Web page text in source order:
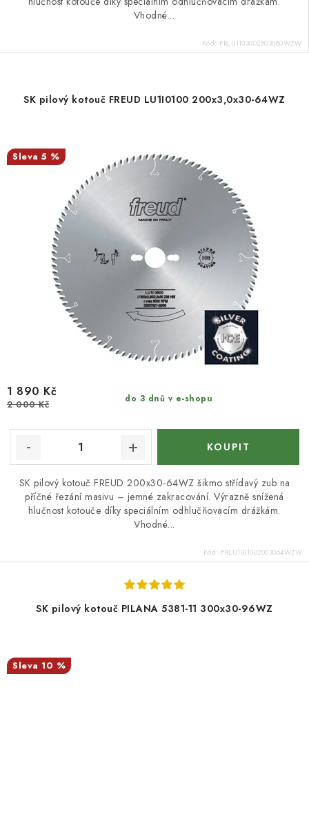
Vhodné...
Kód: FRLU1I03002503080WZW
SK pilový kotouč FREUD LU1I0100 200x3,0x30-64WZ
5 %
do 3 dnů v e-shopu
1 890 Kč
2 000 Kč
SK pilový kotouč FREUD 200x30-64WZ šikmo střídavý zub na
příčné řezání masivu – jemné zakracování. Výrazně snížená
hlučnost kotouče díky speciálním odhlučňovacím drážkám.
Vhodné...
Kód: FRLU1I01002003064WZW
SK pilový kotouč PILANA 5381-11 300x30-96WZ
10 %